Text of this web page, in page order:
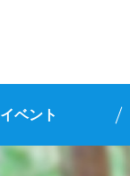
イベント